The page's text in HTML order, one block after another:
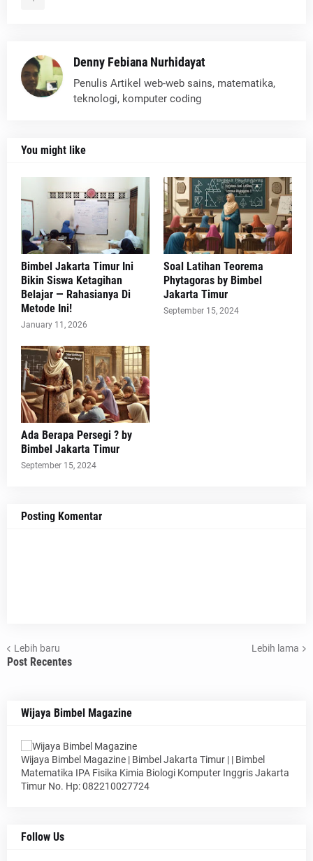
Denny Febiana Nurhidayat
Penulis Artikel web-web sains, matematika,
teknologi, komputer coding
You might like
Bimbel Jakarta Timur Ini
Bikin Siswa Ketagihan
Belajar — Rahasianya Di
Metode Ini!
January 11, 2026
Soal Latihan Teorema
Phytagoras by Bimbel
Jakarta Timur
September 15, 2024
Ada Berapa Persegi ? by
Bimbel Jakarta Timur
September 15, 2024
Posting Komentar
Lebih baru Lebih lama
Post Recentes
Wijaya Bimbel Magazine
Wijaya Bimbel Magazine | Bimbel Jakarta Timur | | Bimbel
Matematika IPA Fisika Kimia Biologi Komputer Inggris Jakarta
Timur No. Hp: 082210027724
Follow Us